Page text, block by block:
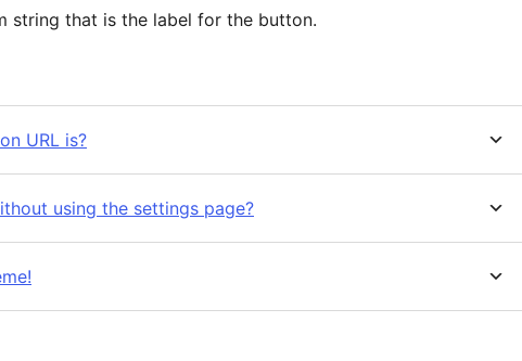
string that is the label for the button.
URL is?
using the settings page?